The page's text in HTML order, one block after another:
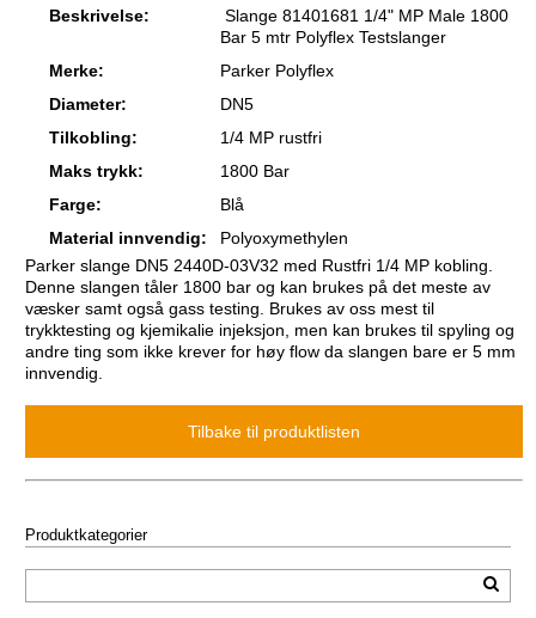
Beskrivelse:
Slange 81401681 1/4" MP Male 1800
Bar 5 mtr Polyflex Testslanger
Merke:
Parker Polyflex
Diameter:
DN5
Tilkobling:
1/4 MP rustfri
Maks trykk:
1800 Bar
Farge:
Blå
Material innvendig:
Polyoxymethylen
Parker slange DN5 2440D-03V32 med Rustfri 1/4 MP kobling.
Denne slangen tåler 1800 bar og kan brukes på det meste av
væsker samt også gass testing. Brukes av oss mest til
trykktesting og kjemikalie injeksjon, men kan brukes til spyling og
andre ting som ikke krever for høy flow da slangen bare er 5 mm
innvendig.
Produktkategorier